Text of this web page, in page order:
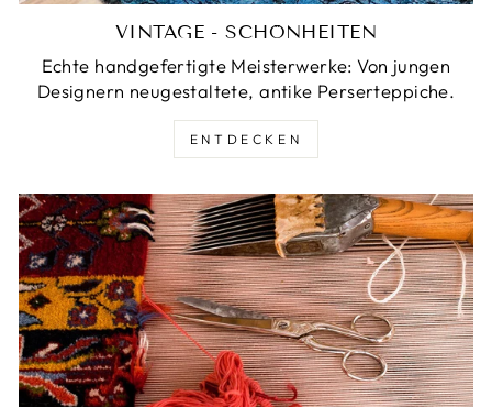
VINTAGE - SCHÖNHEITEN
Echte handgefertigte Meisterwerke: Von jungen
Designern neugestaltete, antike Perserteppiche.
ENTDECKEN